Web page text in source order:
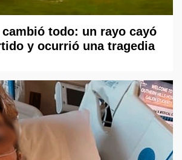
todo: un rayo cayó
y ocurrió una tragedia